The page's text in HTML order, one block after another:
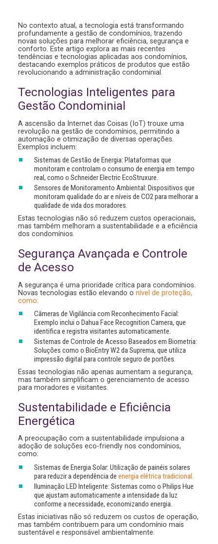
No contexto atual, a tecnologia está transformando
profundamente a gestão de condomínios, trazendo
novas soluções para melhorar eficiência, segurança e
conforto. Este artigo explora as mais recentes
tendências e tecnologias aplicadas aos condomínios,
destacando exemplos práticos de produtos que estão
revolucionando a administração condominial.
Tecnologias Inteligentes para
Gestão Condominial
A ascensão da Internet das Coisas (IoT) trouxe uma
revolução na gestão de condomínios, permitindo a
automação e otimização de diversas operações.
Exemplos incluem:
Sistemas de Gestão de Energia: Plataformas que
monitoram e controlam o consumo de energia em tempo
real, como o Schneider Electric EcoStruxure.
Sensores de Monitoramento Ambiental: Dispositivos que
monitoram qualidade do ar e níveis de CO2 para melhorar a
qualidade de vida dos moradores.
Estas tecnologias não só reduzem custos operacionais,
mas também melhoram a sustentabilidade e a eficiência
dos condomínios.
Segurança Avançada e Controle
de Acesso
A segurança é uma prioridade crítica para condomínios.
Novas tecnologias estão elevando onível de proteção,
como:
Câmeras de Vigilância com Reconhecimento Facial:
Exemplo inclui o Dahua Face Recognition Camera, que
identifica e registra visitantes automaticamente.
Sistemas de Controle de Acesso Baseados em Biometria:
Soluções como o BioEntry W2 da Suprema, que utiliza
impressão digital para controle seguro de portões.
Essas tecnologias não apenas aumentam a segurança,
mas também simplificam o gerenciamento de acesso
para moradores e visitantes.
Sustentabilidade e Eficiência
Energética
A preocupação com a sustentabilidade impulsiona a
adoção de soluções eco-friendly nos condomínios,
como:
Sistemas de Energia Solar: Utilização de painéis solares
para reduzir a dependência deenergia elétrica tradicional.
Iluminação LED Inteligente: Sistemas como o Philips Hue
que ajustam automaticamente a intensidade da luz
conforme a necessidade, economizando energia.
Estas iniciativas não só reduzem os custos de operação,
mas também contribuem para um condomínio mais
sustentável e responsável ambientalmente.